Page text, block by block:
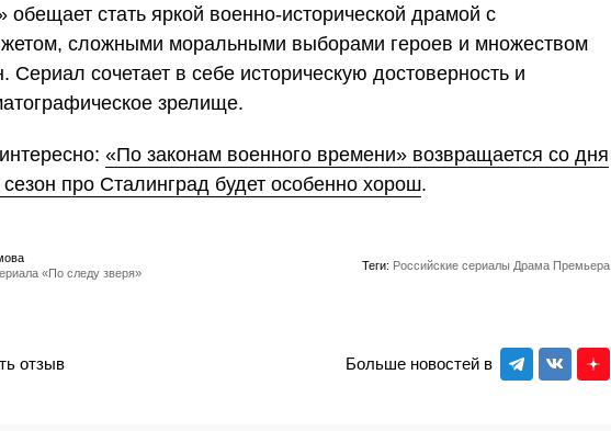
обещает стать яркой военно-исторической драмой с
сложными моральными выборами героев и множеством
Сериал сочетает в себе историческую достоверность и
зрелище.
«По законам военного времени» возвращается со дня
сезон про Сталинград будет особенно хорош.
«По следу зверя»
Теги: Российские сериалы Драма Премьера
Больше новостей в
отзыв